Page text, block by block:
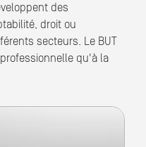
des
droit ou
secteurs. Le BUT
qu'à la